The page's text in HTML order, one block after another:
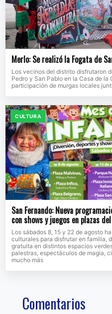
Merlo: Se realizó la Fogata de
Los vecinos del distrito disfrutaron
Pedro y San Pablo en la Casa de la
participación de murgas locales
CULTURA
San Fernando: Nueva
con shows y juegos en plazas
Los sábados 8, 15 y 22 de agosto
culturales para disfrutar en familia,
gratuita en distintos espacios
palestras, espectáculos de magia,
mucho más
Comentarios